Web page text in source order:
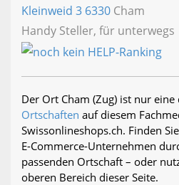
Kleinweid 3 6330 Cham
Handy Steller, für unterwegs
Der Ort Cham (Zug) ist nur
Ortschaften auf diesem
Swissonlineshops.ch. Finden
E-Commerce-Unternehmen
passenden Ortschaft – oder
oberen Bereich dieser Seite.